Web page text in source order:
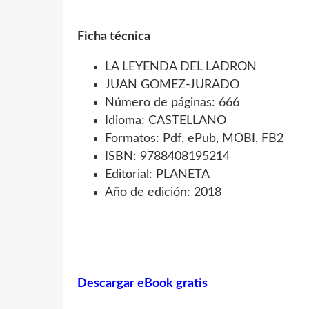
Ficha técnica
LA LEYENDA DEL LADRON
JUAN GOMEZ-JURADO
Número de páginas: 666
Idioma: CASTELLANO
Formatos: Pdf, ePub, MOBI, FB2
ISBN: 9788408195214
Editorial: PLANETA
Año de edición: 2018
Descargar eBook gratis